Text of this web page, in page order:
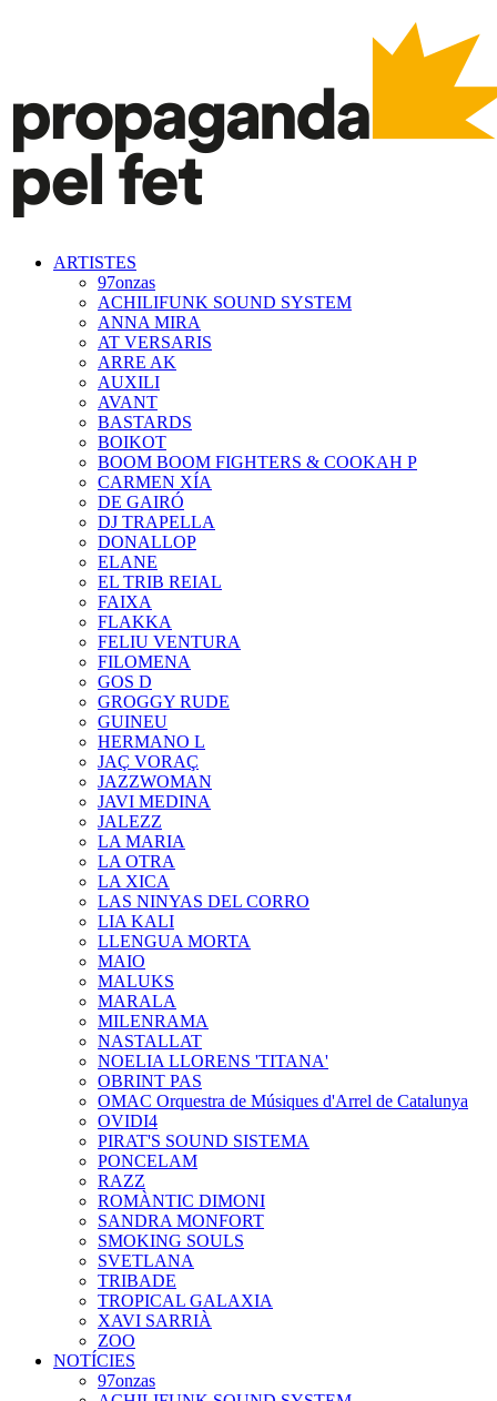
ARTISTES
97onzas
ACHILIFUNK SOUND SYSTEM
ANNA MIRA
AT VERSARIS
ARRE AK
AUXILI
AVANT
BASTARDS
BOIKOT
BOOM BOOM FIGHTERS & COOKAH P
CARMEN XÍA
DE GAIRÓ
DJ TRAPELLA
DONALLOP
ELANE
EL TRIB REIAL
FAIXA
FLAKKA
FELIU VENTURA
FILOMENA
GOS D
GROGGY RUDE
GUINEU
HERMANO L
JAÇ VORAÇ
JAZZWOMAN
JAVI MEDINA
JALEZZ
LA MARIA
LA OTRA
LA XICA
LAS NINYAS DEL CORRO
LIA KALI
LLENGUA MORTA
MAIO
MALUKS
MARALA
MILENRAMA
NASTALLAT
NOELIA LLORENS 'TITANA'
OBRINT PAS
OMAC Orquestra de Músiques d'Arrel de Catalunya
OVIDI4
PIRAT'S SOUND SISTEMA
PONCELAM
RAZZ
ROMÀNTIC DIMONI
SANDRA MONFORT
SMOKING SOULS
SVETLANA
TRIBADE
TROPICAL GALAXIA
XAVI SARRIÀ
ZOO
NOTÍCIES
97onzas